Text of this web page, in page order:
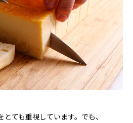
ても重視しています。でも、